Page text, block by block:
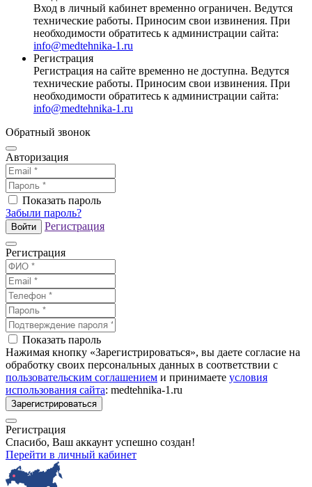
Вход в личный кабинет временно ограничен. Ведутся
технические работы. Приносим свои извинения. При
необходимости обратитесь к администрации сайта:
info@medtehnika-1.ru
Регистрация
Регистрация на сайте временно не доступна. Ведутся
технические работы. Приносим свои извинения. При
необходимости обратитесь к администрации сайта:
info@medtehnika-1.ru
Обратный звонок
Авторизация
Показать пароль
Забыли пароль?
Войти Регистрация
Регистрация
Показать пароль
Нажимая кнопку «Зарегистрироваться», вы даете согласие на
обработку своих персональных данных в соответствии с
пользовательским соглашением и принимаете условия
использования сайта: medtehnika-1.ru
Зарегистрироваться
Регистрация
Спасибо, Ваш аккаунт успешно создан!
Перейти в личный кабинет